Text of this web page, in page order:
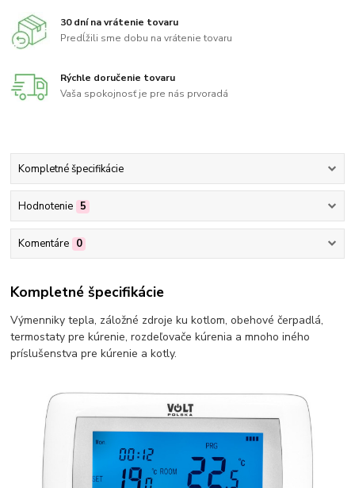
30 dní na vrátenie tovaru
Predĺžili sme dobu na vrátenie tovaru
Rýchle doručenie tovaru
Vaša spokojnosť je pre nás prvoradá
Kompletné špecifikácie
Hodnotenie 5
Komentáre 0
Kompletné špecifikácie
Výmenniky tepla, záložné zdroje ku kotlom, obehové čerpadlá,
termostaty pre kúrenie, rozdeľovače kúrenia a mnoho iného
príslušenstva pre kúrenie a kotly.